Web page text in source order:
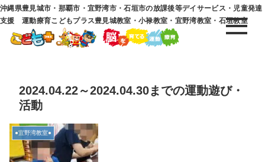
沖縄県豊見城市・那覇市・宜野湾市・石垣市の放課後等デイサービス・児童発達
支援 運動療育こどもプラス豊見城教室・小禄教室・宜野湾教室・石垣教室
2024.04.22～2024.04.30までの運動遊び・
活動
●宜野湾教室●